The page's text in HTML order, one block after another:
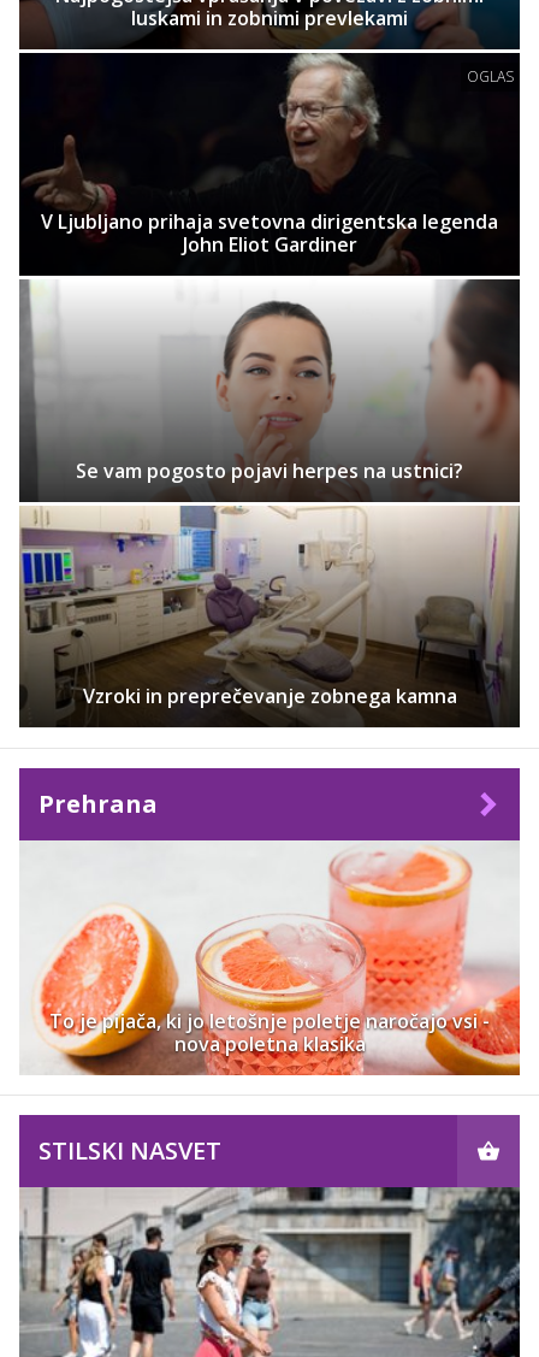
luskami in zobnimi prevlekami
OGLAS
V Ljubljano prihaja svetovna dirigentska legenda
John Eliot Gardiner
Se vam pogosto pojavi herpes na ustnici?
Vzroki in preprečevanje zobnega kamna
Prehrana
To je pijača, ki jo letošnje poletje naročajo vsi -
nova poletna klasika
STILSKI NASVET